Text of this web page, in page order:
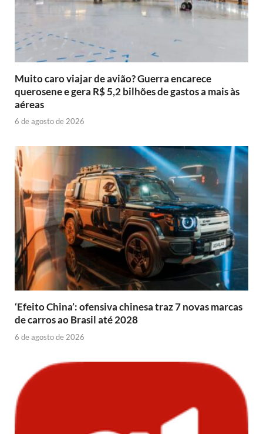
Muito caro viajar de avião? Guerra encarece
querosene e gera R$ 5,2 bilhões de gastos a mais às
aéreas
6 de agosto de 2026
‘Efeito China’: ofensiva chinesa traz 7 novas marcas
de carros ao Brasil até 2028
6 de agosto de 2026